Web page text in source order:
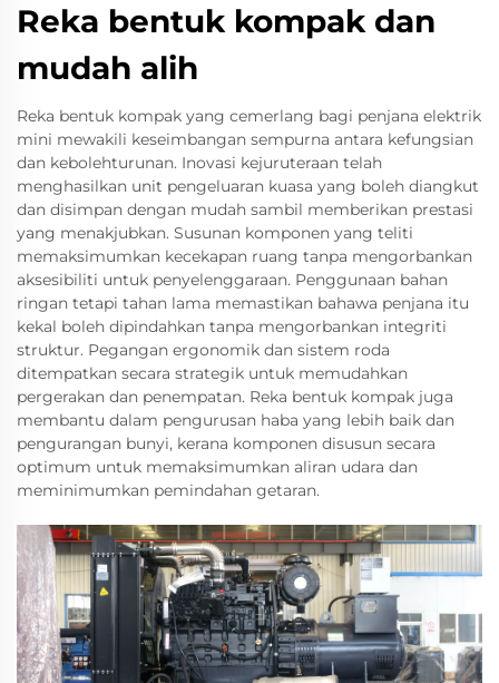
Reka bentuk kompak dan
mudah alih
Reka bentuk kompak yang cemerlang bagi penjana elektrik
mini mewakili keseimbangan sempurna antara kefungsian
dan kebolehturunan. Inovasi kejuruteraan telah
menghasilkan unit pengeluaran kuasa yang boleh diangkut
dan disimpan dengan mudah sambil memberikan prestasi
yang menakjubkan. Susunan komponen yang teliti
memaksimumkan kecekapan ruang tanpa mengorbankan
aksesibiliti untuk penyelenggaraan. Penggunaan bahan
ringan tetapi tahan lama memastikan bahawa penjana itu
kekal boleh dipindahkan tanpa mengorbankan integriti
struktur. Pegangan ergonomik dan sistem roda
ditempatkan secara strategik untuk memudahkan
pergerakan dan penempatan. Reka bentuk kompak juga
membantu dalam pengurusan haba yang lebih baik dan
pengurangan bunyi, kerana komponen disusun secara
optimum untuk memaksimumkan aliran udara dan
meminimumkan pemindahan getaran.